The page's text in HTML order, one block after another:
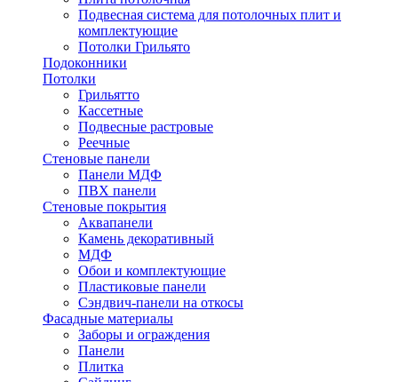
Подвесная система для потолочных плит и
комплектующие
Потолки Грильято
Подоконники
Потолки
Грильятто
Кассетные
Подвесные растровые
Реечные
Стеновые панели
Панели МДФ
ПВХ панели
Стеновые покрытия
Аквапанели
Камень декоративный
МДФ
Обои и комплектующие
Пластиковые панели
Сэндвич-панели на откосы
Фасадные материалы
Заборы и ограждения
Панели
Плитка